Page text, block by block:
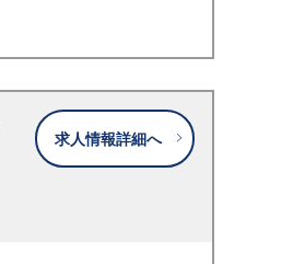
求人情報詳細へ